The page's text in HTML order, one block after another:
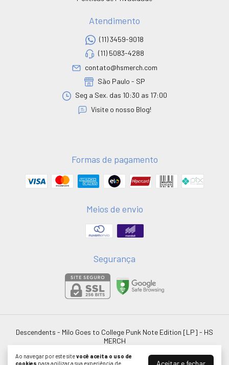
Ao navegar por este sitevocê aceita o uso de
cookies para agilizar a sua experiência de Aceitar e fechar
Atendimento
(11) 3459-9018
(11) 5083-4288
contato@hsmerch.com
São Paulo - SP
Seg a Sex. das 10:30 as 17:00
Visite o nosso Blog!
Formas de pagamento
Meios de envio
Segurança
Descendents - Milo Goes to College Punk Note Edition [LP] - HS
MERCH